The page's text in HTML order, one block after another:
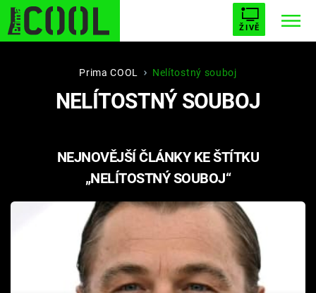
ŽIVĚ
STARHOUSE BUFFY, PŘEMOŽITELKA UPÍRŮ
PLNEJ KOTEL AVENGERS 5
Prima COOL Nelítostný souboj
NELÍTOSTNÝ SOUBOJ
NEJNOVĚJŠÍ ČLÁNKY KE ŠTÍTKU
„NELÍTOSTNÝ SOUBOJ“